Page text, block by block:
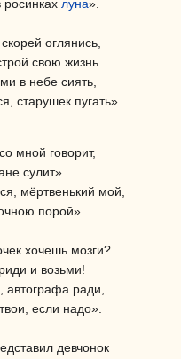
росинках луна».
оглянись,
свою жизнь.
в небе сиять,
старушек пугать».
мной говорит,
сулит».
мёртвенький мой,
порой».
хочешь мозги?
и возьми!
автографа ради,
если надо».
девчонок